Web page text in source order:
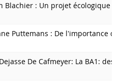
Blachier : Un projet écologique
Puttemans : De l'importance
De Cafmeyer: La BA1: des